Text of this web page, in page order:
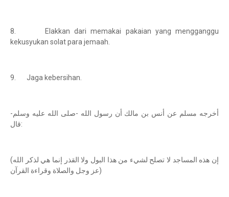
8. Elakkan dari memakai pakaian yang mengganggu
kekusyukan solat para jemaah.
9. Jaga kebersihan.
أخرجه مسلم عن أنس بن مالك أن رسول الله -صلى الله عليه وسلم-
قال:
(إن هذه المساجد لا تصلح لشيء من هذا البول ولا القذر إنما هي لذكر الله
عز وجل والصلاة وقراءة القرآن)